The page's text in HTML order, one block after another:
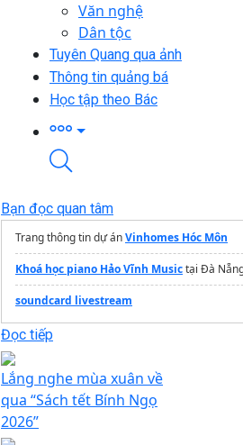
Văn nghệ
Dân tộc
Tuyên Quang qua ảnh
Thông tin quảng bá
Học tập theo Bác
Bạn đọc quan tâm
Trang thông tin dự ánVinhomes Hóc Môn
Khoá học piano Hảo Vĩnh Musictại Đà
soundcard livestream
Đọc tiếp
Lắng nghe mùa xuân về
qua “Sách tết Bính Ngọ
2026”